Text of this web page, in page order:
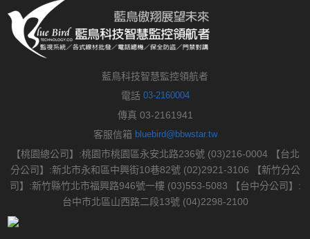
藍鳥科技智慧監控領航者
電話 03-2160004
傳真 03-2161941
客服信箱 bluebird@bbwstar.tw
【桃園總公司】:桃園市桃園區永安北路236號 (03)216-0004 【台北
分公司】:新北市永和區中興街10巷82號 (02)2921-3106 【新竹分公
司】:新竹縣竹北市福興路946號一樓 (03)553-5083 【台中分公司】:
台中市北區山西路二段13號 (04)2298-2100